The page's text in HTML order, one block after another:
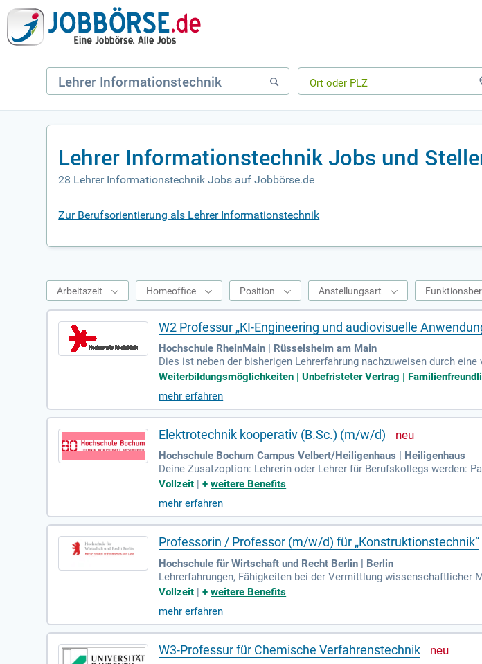
Lehrer Informationstechnik Jobs und
28 Lehrer Informationstechnik Jobs auf Jobbörse.de
Zur Berufsorientierung als Lehrer Informationstechnik
Arbeitszeit Homeoffice Position Anstellungsart
W2 Professur „KI-Engineering und audiovisuelle
Hochschule RheinMain | Rüsselsheim am Main
Dies ist neben der bisherigen Lehrerfahrung nachzuweisen durch
andreichung-Lehrphilosophie-Berufung) Sowohl sehr gute Deutsch-
Weiterbildungsmöglichkeiten | Unbefristeter Vertrag |
mehr erfahren
Elektrotechnik kooperativ (B.Sc.) (m/w/d)
Hochschule Bochum Campus Velbert/Heiligenhaus | Heiligenhaus
Deine Zusatzoption: Lehrerin oder Lehrer für Berufskollegs werden:
m/zur Lehrer*in an Berufskollegs erwerben (Ingenieur*in plus
Vollzeit |+weitere Benefits
mehr erfahren
Professorin / Professor (m/w/d) für „Konstruktionstechnik“
Hochschule für Wirtschaft und Recht Berlin | Berlin
Lehrerfahrungen, Fähigkeiten bei der Vermittlung
werden erwartet. Kompetenzen im internationalen Bereich sind von
Vollzeit |+weitere Benefits
mehr erfahren
W3-Professur für Chemische Verfahrenstechnik